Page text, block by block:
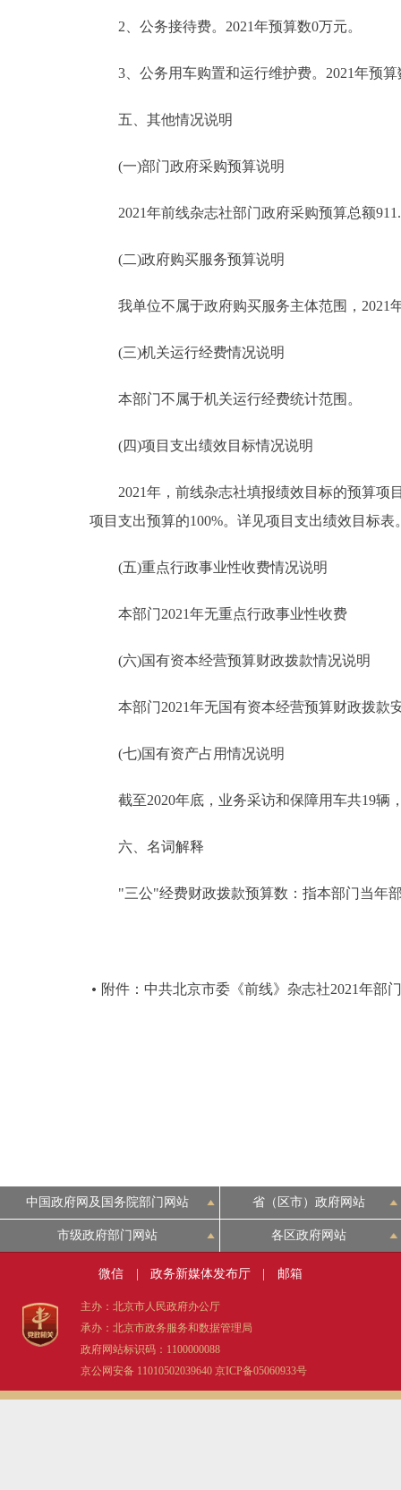
2、公务接待费。2021年预算数0万元。
3、公务用车购置和运行维护费。2021年预算
五、其他情况说明
(一)部门政府采购预算说明
2021年前线杂志社部门政府采购预算总额
(二)政府购买服务预算说明
我单位不属于政府购买服务主体范围，2021
(三)机关运行经费情况说明
本部门不属于机关运行经费统计范围。
(四)项目支出绩效目标情况说明
2021年，前线杂志社填报绩效目标的预算项目
项目支出预算的100%。详见项目支出绩效目标表
(五)重点行政事业性收费情况说明
本部门2021年无重点行政事业性收费
(六)国有资本经营预算财政拨款情况说明
本部门2021年无国有资本经营预算财政拨款
(七)国有资产占用情况说明
截至2020年底，业务采访和保障用车共19辆，
六、名词解释
"三公"经费财政拨款预算数：指本部门当年部
附件：中共北京市委《前线》杂志社2021年部
中国政府网及国务院部门网站 省（区市）政府网站
市级政府部门网站 各区政府网站
微信 政务新媒体发布厅 邮箱
主办：北京市人民政府办公厅
承办：北京市政务服务和数据管理局
政府网站标识码：1100000088
京公网安备 11010502039640 京ICP备05060933号